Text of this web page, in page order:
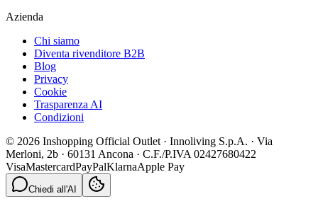
Azienda
Chi siamo
Diventa rivenditore B2B
Blog
Privacy
Cookie
Trasparenza AI
Condizioni
© 2026 Inshopping Official Outlet · Innoliving S.p.A. · Via
Merloni, 2b · 60131 Ancona · C.F./P.IVA 02427680422
VisaMastercardPayPalKlarnaApple Pay
Chiedi all'AI